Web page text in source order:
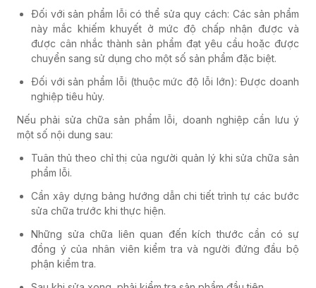
Đối với sản phẩm lỗi có thể sửa quy cách: Các sản phẩm
này mắc khiếm khuyết ở mức độ chấp nhận được và
được cân nhắc thành sản phẩm đạt yêu cầu hoặc được
chuyển sang sử dụng cho một số sản phẩm đặc biệt.
Đối với sản phẩm lỗi (thuộc mức độ lỗi lớn): Được doanh
nghiệp tiêu hủy.
Nếu phải sửa chữa sản phẩm lỗi, doanh nghiệp cần lưu ý
một số nội dung sau:
Tuân thủ theo chỉ thị của người quản lý khi sửa chữa sản
phẩm lỗi.
Cần xây dựng bảng hướng dẫn chi tiết trình tự các bước
sửa chữa trước khi thực hiện.
Những sửa chữa liên quan đến kích thước cần có sự
đồng ý của nhân viên kiểm tra và người đứng đầu bộ
phận kiểm tra.